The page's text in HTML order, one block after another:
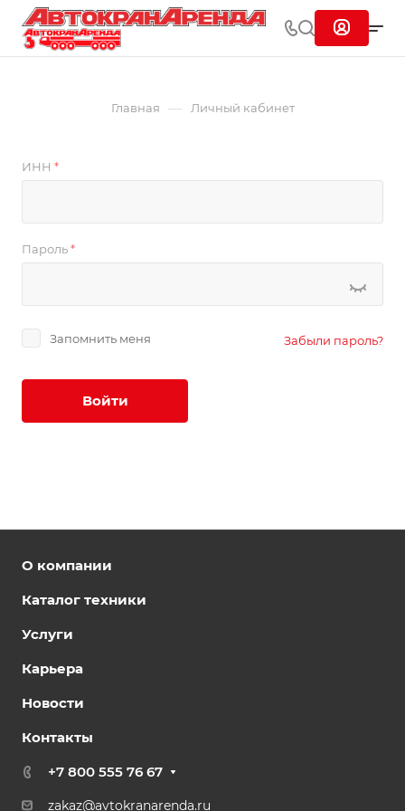
Главная — Личный кабинет
ИНН *
Пароль*
Запомнить меня Забыли пароль?
Войти
О компании
Каталог техники
Услуги
Карьера
Новости
Контакты
+7 800 555 76 67
zakaz@avtokranarenda.ru